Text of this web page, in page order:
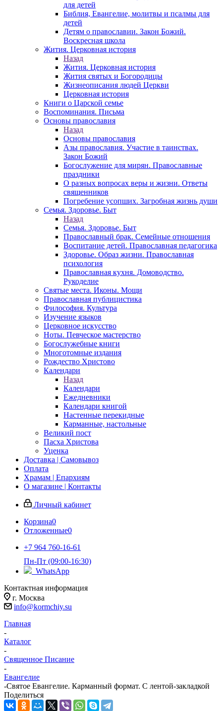
для детей
Библия, Евангелие, молитвы и псалмы для
детей
Детям о православии. Закон Божий.
Воскресная школа
Жития. Церковная история
Назад
Жития. Церковная история
Жития святых и Богородицы
Жизнеописания людей Церкви
Церковная история
Книги о Царской семье
Воспоминания. Письма
Основы православия
Назад
Основы православия
Азы православия. Участие в таинствах.
Закон Божий
Богослужение для мирян. Православные
праздники
О разных вопросах веры и жизни. Ответы
священников
Погребение усопших. Загробная жизнь души
Семья. Здоровье. Быт
Назад
Семья. Здоровье. Быт
Православный брак. Семейные отношения
Воспитание детей. Православная педагогика
Здоровье. Образ жизни. Православная
психология
Православная кухня. Домоводство.
Рукоделие
Святые места. Иконы. Мощи
Православная публицистика
Философия. Культура
Изучение языков
Церковное искусство
Ноты. Певческое мастерство
Богослужебные книги
Многотомные издания
Рождество Христово
Календари
Назад
Календари
Ежедневники
Календари книгой
Настенные перекидные
Карманные, настольные
Великий пост
Пасха Христова
Уценка
Доставка | Самовывоз
Оплата
Храмам | Епархиям
О магазине | Контакты
Личный кабинет
Корзина0
Отложенные0
+7 964 760-16-61
Пн-Пт (09:00-16:30)
WhatsApp
Контактная информация
г. Москва
info@kormchiy.su
Главная
-
Каталог
-
Священное Писание
-
Евангелие
-Святое Евангелие. Карманный формат. С лентой-закладкой
Поделиться